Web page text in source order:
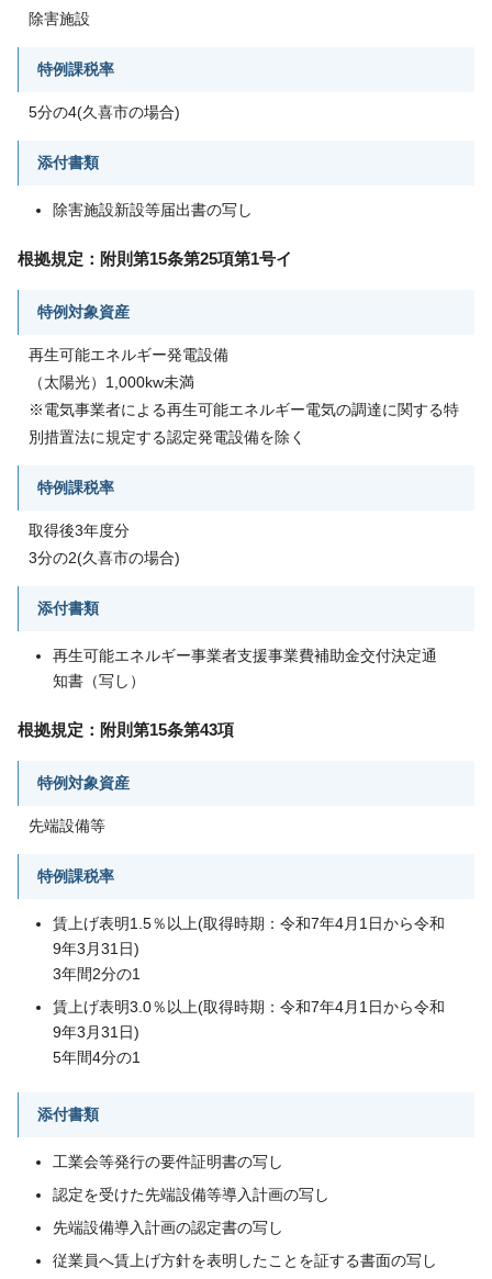
除害施設
特例課税率
5分の4(久喜市の場合)
添付書類
除害施設新設等届出書の写し
根拠規定：附則第15条第25項第1号イ
特例対象資産
再生可能エネルギー発電設備
（太陽光）1,000kw未満
※電気事業者による再生可能エネルギー電気の調達に関する特
別措置法に規定する認定発電設備を除く
特例課税率
取得後3年度分
3分の2(久喜市の場合)
添付書類
再生可能エネルギー事業者支援事業費補助金交付決定通
知書（写し）
根拠規定：附則第15条第43項
特例対象資産
先端設備等
特例課税率
賃上げ表明1.5％以上(取得時期：令和7年4月1日から令和
9年3月31日)
3年間2分の1
賃上げ表明3.0％以上(取得時期：令和7年4月1日から令和
9年3月31日)
5年間4分の1
添付書類
工業会等発行の要件証明書の写し
認定を受けた先端設備等導入計画の写し
先端設備導入計画の認定書の写し
従業員へ賃上げ方針を表明したことを証する書面の写し